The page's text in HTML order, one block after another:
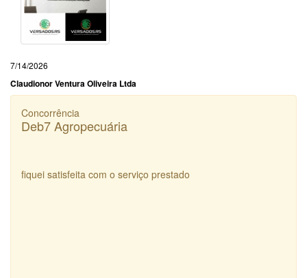
7/14/2026
Claudionor Ventura Oliveira Ltda
Concorrência
Deb7 Agropecuária
fiquei satisfeita com o serviço prestado